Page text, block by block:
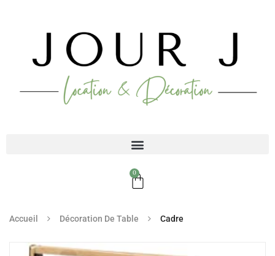
0
Accueil Décoration De Table Cadre